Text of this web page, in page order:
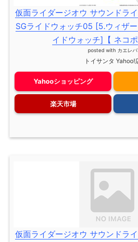
仮面ライダージオウ サウンドラ
SGライドウォッチ05 [5.ウィザ
イドウォッチ]【 ネコポ
posted with カエレバ
トイサンタ Yahoo!
Yahooショッピング
楽天市場
仮面ライダージオウ サウンドラ